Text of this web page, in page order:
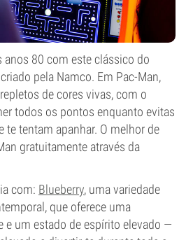
anos 80 com este clássico do
pela Namco. Em Pac-Man,
de cores vivas, com o
todos os pontos enquanto evitas
te tentam apanhar. O melhor de
gratuitamente através da
com: Blueberry, uma variedade
que oferece uma
e um estado de espírito elevado —